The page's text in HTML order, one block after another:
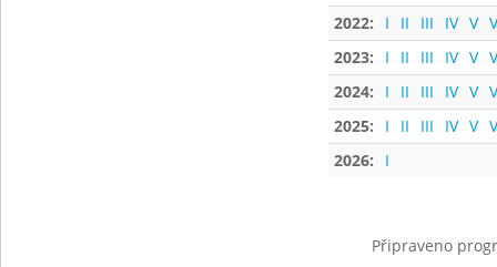
2022:
I II III IV V
2023:
I II III IV V
2024:
I II III IV V
2025:
I II III IV V
2026:
I
Připraveno